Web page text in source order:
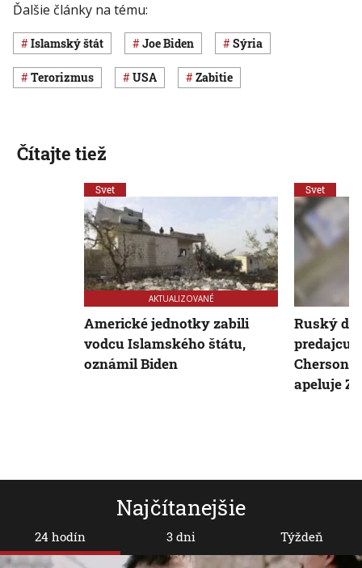
Ďalšie články na tému:
Islamský štát Joe Biden Sýria
terorizmus USA zabitie
Najčítanejšie
24 hodín 3 dni Týždeň
Čítajte tiež
Svet
AKTUALIZOVANÉ
Americké jednotky zabili
vodcu Islamského štátu,
oznámil Biden
Svet
Ruský
predajcu
apeluje